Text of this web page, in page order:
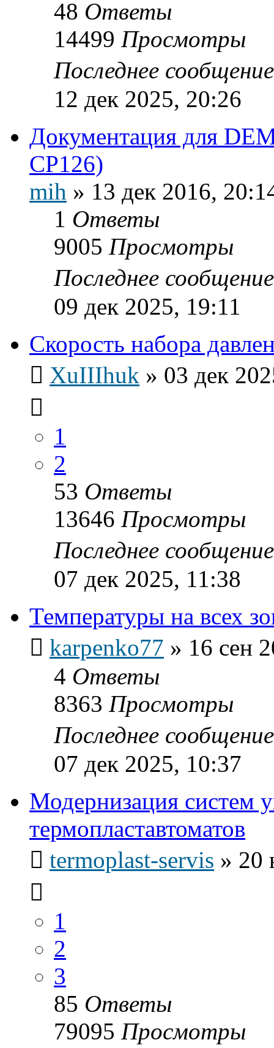
48 Ответы
14499 Просмотры
Последнее
12 дек 2025, 20:26
Документация для
CP126)
mih » 13 дек 2016,
1 Ответы
9005 Просмотры
Последнее
09 дек 2025, 19:11
Скорость набора
XuIIIhuk » 03 дек
1
2
53 Ответы
13646 Просмотры
Последнее
07 дек 2025, 11:38
Температуры на всех
karpenko77 » 16 сен
4 Ответы
8363 Просмотры
Последнее
07 дек 2025, 10:37
Модернизация систем
термопластавтоматов
termoplast-servis » 20
1
2
3
85 Ответы
79095 Просмотры